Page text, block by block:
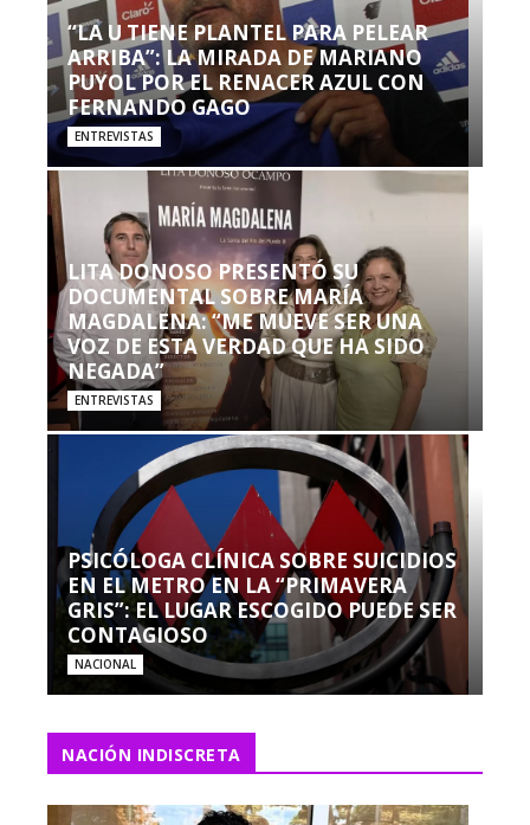
“LA U TIENE PLANTEL PARA PELEAR
ARRIBA”: LA MIRADA DE MARIANO
PUYOL POR EL RENACER AZUL CON
FERNANDO GAGO
ENTREVISTAS
LITA DONOSO PRESENTÓ SU
DOCUMENTAL SOBRE MARÍA
MAGDALENA: “ME MUEVE SER UNA
VOZ DE ESTA VERDAD QUE HA SIDO
NEGADA”
ENTREVISTAS
PSICÓLOGA CLÍNICA SOBRE SUICIDIOS
EN EL METRO EN LA “PRIMAVERA
GRIS”: EL LUGAR ESCOGIDO PUEDE SER
CONTAGIOSO
NACIONAL
NACIÓN INDISCRETA